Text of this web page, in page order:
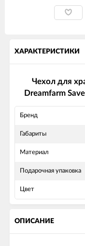
ХАРАКТЕРИСТИКИ
Чехол для
Dreamfarm
Бренд
Габариты
Материал
Подарочная упаковка
Цвет
ОПИСАНИЕ